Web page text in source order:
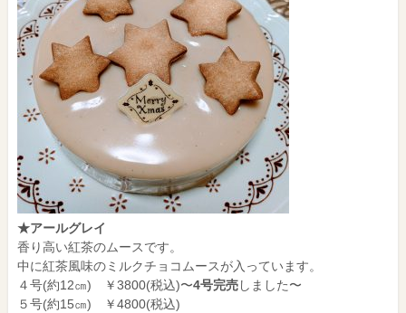
★アールグレイ
香り高い紅茶のムースです。
中に紅茶風味のミルクチョコムースが入っています。
４号(約12㎝) ￥3800(税込)〜4号完売しました〜
５号(約15㎝) ￥4800(税込)